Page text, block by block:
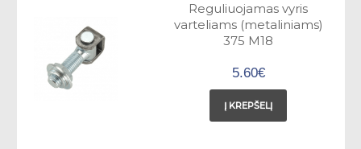
Reguliuojamas vyris
varteliams (metaliniams)
375 M18
5.60€
Į KREPŠELĮ